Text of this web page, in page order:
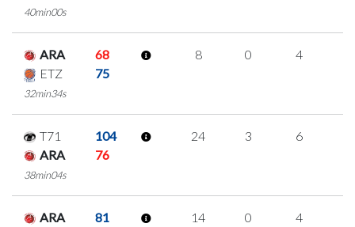
40min00s
ARA
68
ETZ
75
32min34s
8 0 4
T71
104
ARA
76
38min04s
24 3 6
ARA
81
14 0 4